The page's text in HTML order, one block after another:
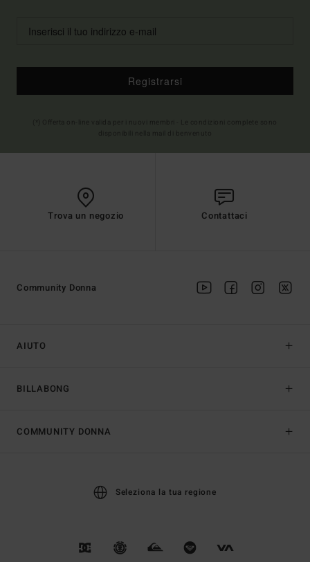
Registrarsi
Trova un negozio Contattaci
AIUTO
BILLABONG
Community Donna
COMMUNITY DONNA
Seleziona la tua regione